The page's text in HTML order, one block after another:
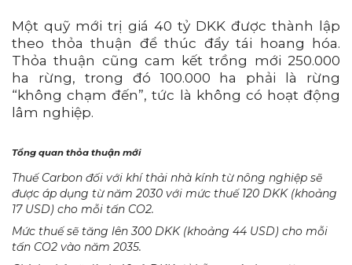
Một quỹ mới trị giá 40 tỷ DKK được thành lập
theo thỏa thuận để thúc đẩy tái hoang hóa.
Thỏa thuận cũng cam kết trồng mới 250.000
ha rừng, trong đó 100.000 ha phải là rừng
“không chạm đến”, tức là không có hoạt động
lâm nghiệp.
Tổng quan thỏa thuận mới
Thuế Carbon đối với khí thải nhà kính từ nông nghiệp sẽ
được áp dụng từ năm 2030 với mức thuế 120 DKK (khoảng
17 USD) cho mỗi tấn CO2.
Mức thuế sẽ tăng lên 300 DKK (khoảng 44 USD) cho mỗi
tấn CO2 vào năm 2035.